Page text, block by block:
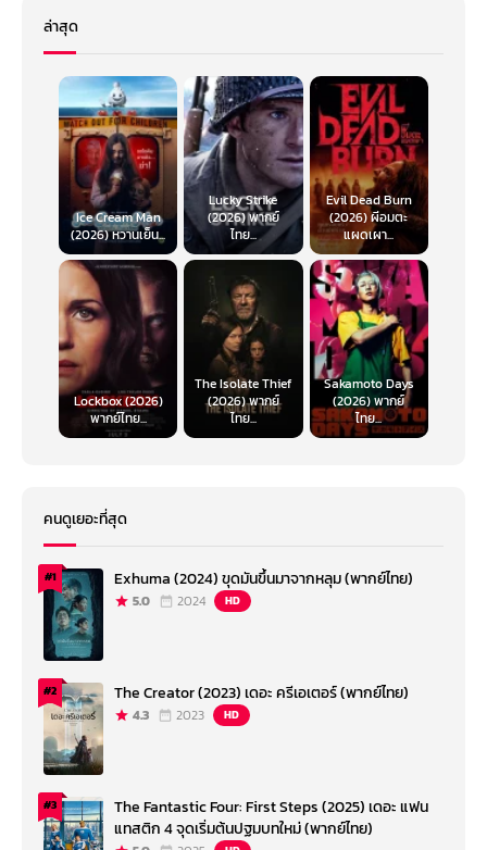
ล่าสุด
Ice Cream Man
(2026) หวานเย็น...
Lucky Strike
(2026) พากย์
ไทย...
Evil Dead Burn
(2026) ผีอมตะ
แผดเผา...
Lockbox (2026)
พากย์ไทย...
The Isolate Thief
(2026) พากย์
ไทย...
Sakamoto Days
(2026) พากย์
ไทย...
คนดูเยอะที่สุด
#1 Exhuma (2024) ขุดมันขึ้นมาจากหลุม (พากย์ไทย)
5.0 2024 HD
#2 The Creator (2023) เดอะ ครีเอเตอร์ (พากย์ไทย)
4.3 2023 HD
#3
The Fantastic Four: First Steps (2025) เดอะ แฟน
แทสติก 4 จุดเริ่มต้นปฐมบทใหม่ (พากย์ไทย)